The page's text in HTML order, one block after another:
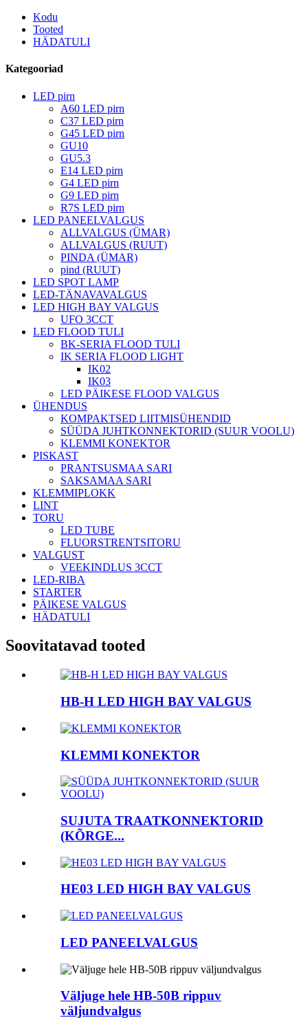
Kodu
Tooted
HÄDATULI
Kategooriad
LED pirn
A60 LED pirn
C37 LED pirn
G45 LED pirn
GU10
GU5.3
E14 LED pirn
G4 LED pirn
G9 LED pirn
R7S LED pirn
LED PANEELVALGUS
ALLVALGUS (ÜMAR)
ALLVALGUS (RUUT)
PINDA (ÜMAR)
pind (RUUT)
LED SPOT LAMP
LED-TÄNAVAVALGUS
LED HIGH BAY VALGUS
UFO 3CCT
LED FLOOD TULI
BK-SERIA FLOOD TULI
IK SERIA FLOOD LIGHT
IK02
IK03
LED PÄIKESE FLOOD VALGUS
ÜHENDUS
KOMPAKTSED LIITMISÜHENDID
SÜÜDA JUHTKONNEKTORID (SUUR VOOLU)
KLEMMI KONEKTOR
PISKAST
PRANTSUSMAA SARI
SAKSAMAA SARI
KLEMMIPLOKK
LINT
TORU
LED TUBE
FLUORSTRENTSITORU
VALGUST
VEEKINDLUS 3CCT
LED-RIBA
STARTER
PÄIKESE VALGUS
HÄDATULI
Soovitatavad tooted
HB-H LED HIGH BAY VALGUS
KLEMMI KONEKTOR
SUJUTA TRAATKONNEKTORID
(KÕRGE...
HE03 LED HIGH BAY VALGUS
LED PANEELVALGUS
Väljuge hele HB-50B rippuv
väljundvalgus